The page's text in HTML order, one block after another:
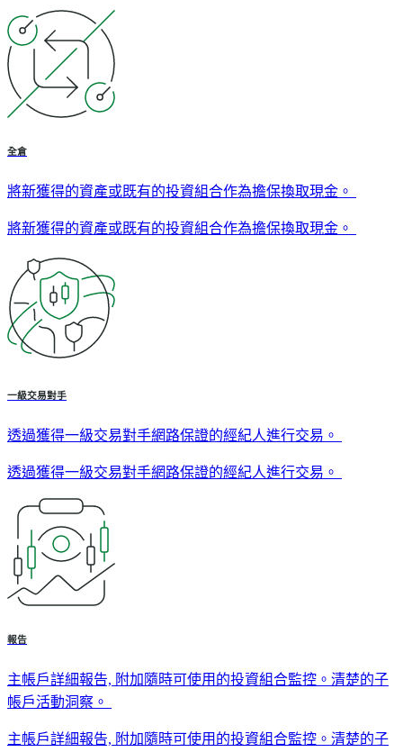
全倉
將新獲得的資產或既有的投資組合作為擔保換取現金。
將新獲得的資產或既有的投資組合作為擔保換取現金。
一級交易對手
透過獲得一級交易對手網路保證的經紀人進行交易。
透過獲得一級交易對手網路保證的經紀人進行交易。
報告
主帳戶詳細報告, 附加隨時可使用的投資組合監控。清楚的子
帳戶活動洞察。
主帳戶詳細報告, 附加隨時可使用的投資組合監控。清楚的子